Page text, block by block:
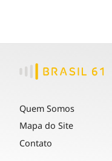
Quem Somos
Mapa do Site
Contato